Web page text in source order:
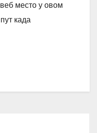
место у овом
када